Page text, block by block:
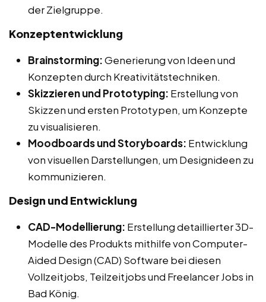
der Zielgruppe.
Konzeptentwicklung
Brainstorming:Generierung von Ideen und
Konzepten durch Kreativitätstechniken.
Skizzieren und Prototyping: Erstellung von
Skizzen und ersten Prototypen, um Konzepte
zu visualisieren.
Moodboards und Storyboards: Entwicklung
von visuellen Darstellungen, um Designideen zu
kommunizieren.
Design und Entwicklung
CAD-Modellierung: Erstellung detaillierter 3D-
Modelle des Produkts mithilfe von Computer-
Aided Design (CAD) Software bei diesen
Vollzeitjobs, Teilzeitjobs und Freelancer Jobs in
Bad König.